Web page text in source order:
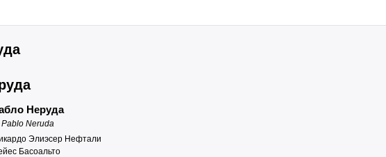
Неруда
Pablo Neruda
Элиэсер Нефтали
Басоальто